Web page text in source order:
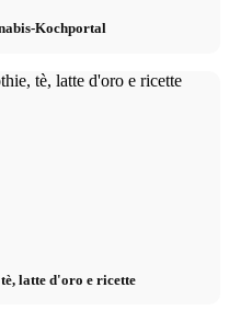
Kochportal
latte d'oro e ricette